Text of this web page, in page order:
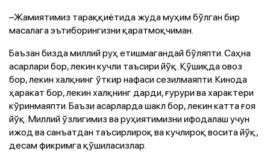
–Жамиятимиз тараққиётида жуда муҳим бўлган бир
масалага эътиборингизни қаратмоқчиман.
Баъзан бизда миллий руҳ етишмагандай бўляпти. Саҳна
асарлари бор, лекин кучли таъсири йўқ. Қўшиқда овоз
бор, лекин халқнинг ўткир нафаси сезилмаяпти. Кинода
ҳаракат бор, лекин халқнинг дарди, ғурури ва характери
кўринмаяпти. Баъзи асарларда шакл бор, лекин катта ғоя
йўқ. Миллий ўзлигимиз ва руҳиятимизни ифодалаш учун
ижод ва санъатдан таъсирлироқ ва кучлироқ восита йўқ,
десам фикримга қўшиласизлар.